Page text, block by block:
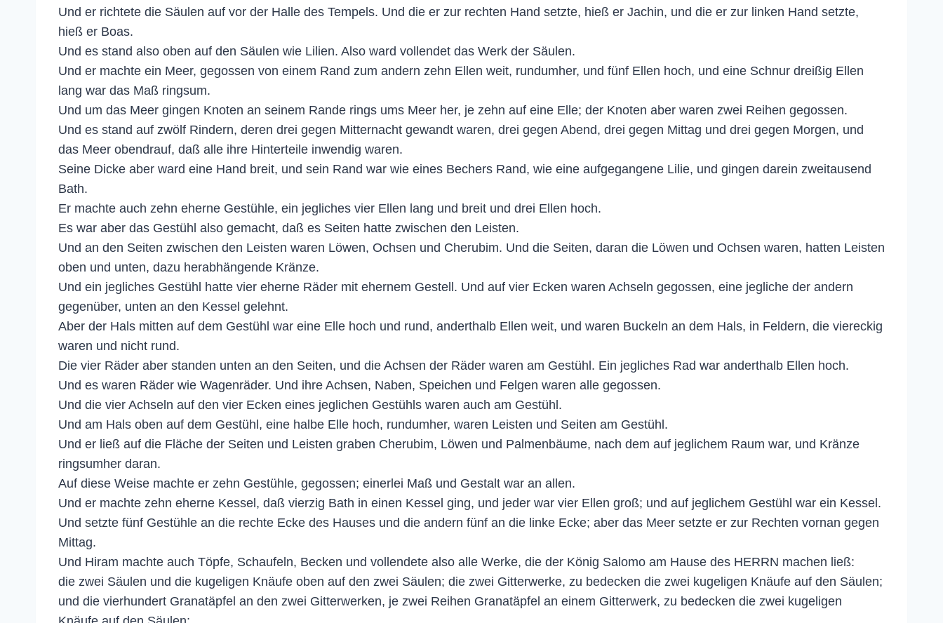
Und er richtete die Säulen auf vor der Halle des Tempels. Und die er zur rechten Hand setzte, hieß er Jachin, und die er zur linken Hand setzte,
hieß er Boas.
Und es stand also oben auf den Säulen wie Lilien. Also ward vollendet das Werk der Säulen.
Und er machte ein Meer, gegossen von einem Rand zum andern zehn Ellen weit, rundumher, und fünf Ellen hoch, und eine Schnur dreißig Ellen
lang war das Maß ringsum.
Und um das Meer gingen Knoten an seinem Rande rings ums Meer her, je zehn auf eine Elle; der Knoten aber waren zwei Reihen gegossen.
Und es stand auf zwölf Rindern, deren drei gegen Mitternacht gewandt waren, drei gegen Abend, drei gegen Mittag und drei gegen Morgen, und
das Meer obendrauf, daß alle ihre Hinterteile inwendig waren.
Seine Dicke aber ward eine Hand breit, und sein Rand war wie eines Bechers Rand, wie eine aufgegangene Lilie, und gingen darein zweitausend
Bath.
Er machte auch zehn eherne Gestühle, ein jegliches vier Ellen lang und breit und drei Ellen hoch.
Es war aber das Gestühl also gemacht, daß es Seiten hatte zwischen den Leisten.
Und an den Seiten zwischen den Leisten waren Löwen, Ochsen und Cherubim. Und die Seiten, daran die Löwen und Ochsen waren, hatten Leisten
oben und unten, dazu herabhängende Kränze.
Und ein jegliches Gestühl hatte vier eherne Räder mit ehernem Gestell. Und auf vier Ecken waren Achseln gegossen, eine jegliche der andern
gegenüber, unten an den Kessel gelehnt.
Aber der Hals mitten auf dem Gestühl war eine Elle hoch und rund, anderthalb Ellen weit, und waren Buckeln an dem Hals, in Feldern, die viereckig
waren und nicht rund.
Die vier Räder aber standen unten an den Seiten, und die Achsen der Räder waren am Gestühl. Ein jegliches Rad war anderthalb Ellen hoch.
Und es waren Räder wie Wagenräder. Und ihre Achsen, Naben, Speichen und Felgen waren alle gegossen.
Und die vier Achseln auf den vier Ecken eines jeglichen Gestühls waren auch am Gestühl.
Und am Hals oben auf dem Gestühl, eine halbe Elle hoch, rundumher, waren Leisten und Seiten am Gestühl.
Und er ließ auf die Fläche der Seiten und Leisten graben Cherubim, Löwen und Palmenbäume, nach dem auf jeglichem Raum war, und Kränze
ringsumher daran.
Auf diese Weise machte er zehn Gestühle, gegossen; einerlei Maß und Gestalt war an allen.
Und er machte zehn eherne Kessel, daß vierzig Bath in einen Kessel ging, und jeder war vier Ellen groß; und auf jeglichem Gestühl war ein Kessel.
Und setzte fünf Gestühle an die rechte Ecke des Hauses und die andern fünf an die linke Ecke; aber das Meer setzte er zur Rechten vornan gegen
Mittag.
Und Hiram machte auch Töpfe, Schaufeln, Becken und vollendete also alle Werke, die der König Salomo am Hause des HERRN machen ließ:
die zwei Säulen und die kugeligen Knäufe oben auf den zwei Säulen; die zwei Gitterwerke, zu bedecken die zwei kugeligen Knäufe auf den Säulen;
und die vierhundert Granatäpfel an den zwei Gitterwerken, je zwei Reihen Granatäpfel an einem Gitterwerk, zu bedecken die zwei kugeligen